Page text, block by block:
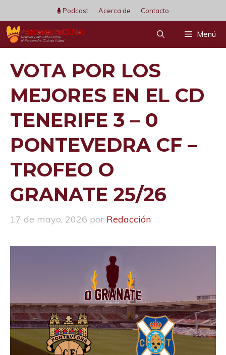
al
contenido
Podcast Acerca de Contacto
Menú
VOTA POR LOS
MEJORES EN EL CD
TENERIFE 3 – 0
PONTEVEDRA CF –
TROFEO O
GRANATE 25/26
17 de mayo, 2026 por Redacción